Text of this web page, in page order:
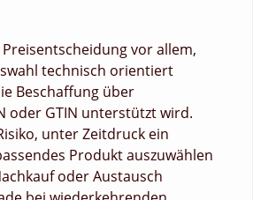
vor allem,
technisch orientiert
Beschaffung über
oder GTIN unterstützt wird.
unter Zeitdruck ein
Produkt auszuwählen
oder Austausch